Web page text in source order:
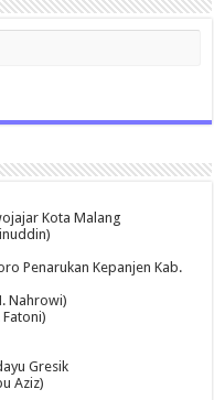
Kota Malang
Penarukan Kepanjen Kab.
Nahrowi)
Gresik
Aziz)